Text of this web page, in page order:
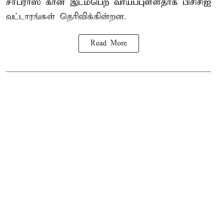
வட்டாரங்கள் தெரிவிக்கின்றன.
Read More